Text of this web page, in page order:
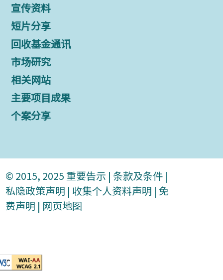
宣传资料
短片分享
回收基金通讯
市场研究
相关网站
主要项目成果
个案分享
© 2015, 2025 重要告示 | 条款及条件 |
私隐政策声明 | 收集个人资料声明 | 免
费声明 | 网页地图